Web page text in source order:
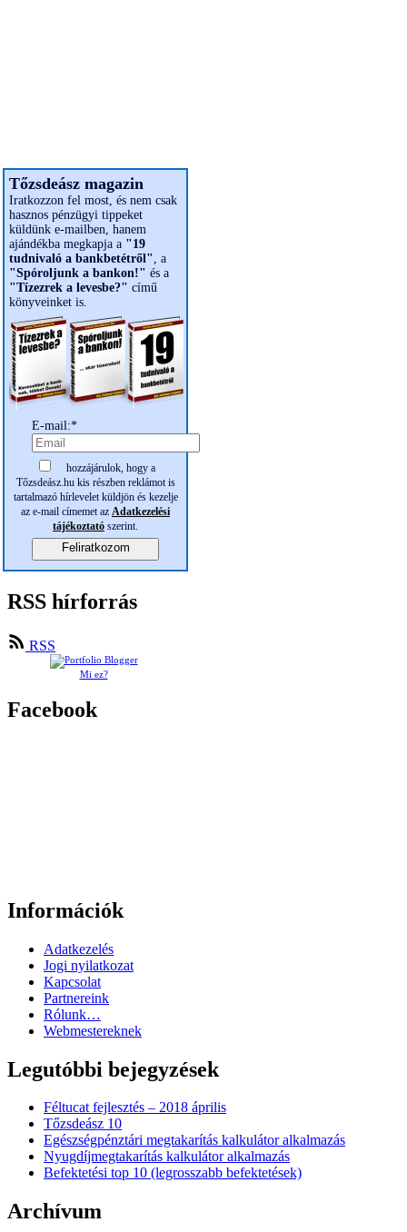
Tőzsdeász magazin
Iratkozzon fel most, és nem csak
hasznos pénzügyi tippeket
küldünk e-mailben, hanem
ajándékba megkapja a "19
tudnivaló a bankbetétről", a
"Spóroljunk a bankon!" és a
"Tízezrek a levesbe?" című
könyveinket is.
E-mail:*
hozzájárulok, hogy a
Tőzsdeász.hu kis részben reklámot is
tartalmazó hírlevelet küldjön és kezelje
az e-mail címemet az Adatkezelési
tájékoztató szerint.
Feliratkozom
RSS hírforrás
RSS
Mi ez?
Facebook
Információk
Adatkezelés
Jogi nyilatkozat
Kapcsolat
Partnereink
Rólunk…
Webmestereknek
Legutóbbi bejegyzések
Féltucat fejlesztés – 2018 április
Tőzsdeász 10
Egészségpénztári megtakarítás kalkulátor alkalmazás
Nyugdíjmegtakarítás kalkulátor alkalmazás
Befektetési top 10 (legrosszabb befektetések)
Archívum